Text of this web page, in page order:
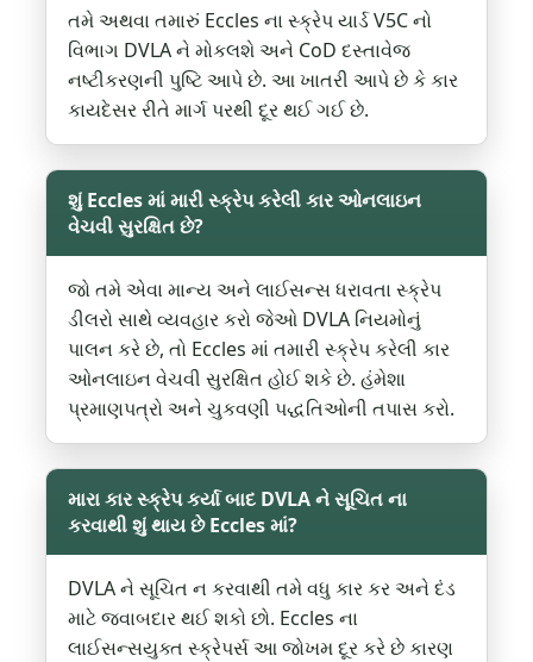
તમે અથવા તમારું Eccles ના સ્ક્રેપ યાર્ડ V5C નો
વિભાગ DVLA ને મોકલશે અને CoD દસ્તાવેજ
નષ્ટીકરણની પુષ્ટિ આપે છે. આ ખાતરી આપે છે કે કાર
કાયદેસર રીતે માર્ગ પરથી દૂર થઈ ગઈ છે.
શું Eccles માં મારી સ્ક્રેપ કરેલી કાર ઓનલાઇન
વેચવી સુરક્ષિત છે?
જો તમે એવા માન્ય અને લાઈસન્સ ધરાવતા સ્ક્રેપ
ડીલરો સાથે વ્યવહાર કરો જેઓ DVLA નિયમોનું
પાલન કરે છે, તો Eccles માં તમારી સ્ક્રેપ કરેલી કાર
ઓનલાઇન વેચવી સુરક્ષિત હોઈ શકે છે. હંમેશા
પ્રમાણપત્રો અને ચુકવણી પદ્ધતિઓની તપાસ કરો.
મારા કાર સ્ક્રેપ કર્યા બાદ DVLA ને સૂચિત ના
કરવાથી શું થાય છે Eccles માં?
DVLA ને સૂચિત ન કરવાથી તમે વધુ કાર કર અને દંડ
માટે જવાબદાર થઈ શકો છો. Eccles ના
લાઈસન્સયુક્ત સ્ક્રેપર્સ આ જોખમ દૂર કરે છે કારણ